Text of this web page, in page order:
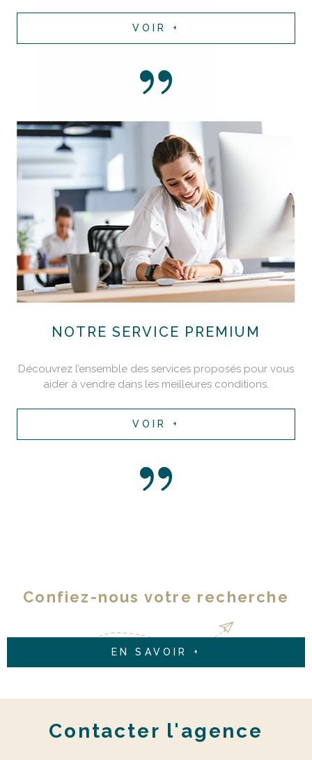
VOIR +
NOTRE SERVICE PREMIUM
Découvrez l’ensemble des services proposés pour vous
aider à vendre dans les meilleures conditions.
VOIR +
Confiez-nous votre recherche
EN SAVOIR +
Contacter l'agence